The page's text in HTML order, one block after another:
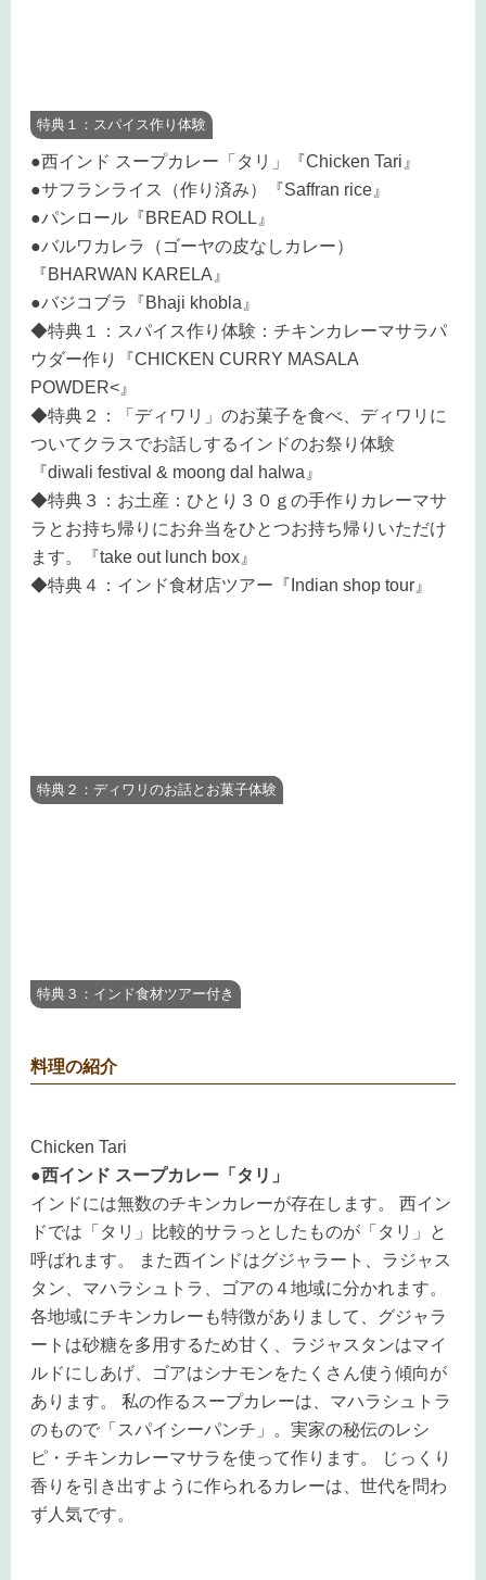
特典１：スパイス作り体験
●西インド スープカレー「タリ」『Chicken Tari』
●サフランライス（作り済み）『Saffran rice』
●パンロール『BREAD ROLL』
●バルワカレラ（ゴーヤの皮なしカレー）
『BHARWAN KARELA』
●バジコブラ『Bhaji khobla』
◆特典１：スパイス作り体験：チキンカレーマサラパ
ウダー作り『CHICKEN CURRY MASALA
POWDER<』
◆特典２：「ディワリ」のお菓子を食べ、ディワリに
ついてクラスでお話しするインドのお祭り体験
『diwali festival & moong dal halwa』
◆特典３：お土産：ひとり３０ｇの手作りカレーマサ
ラとお持ち帰りにお弁当をひとつお持ち帰りいただけ
ます。『take out lunch box』
◆特典４：インド食材店ツアー『Indian shop tour』
特典２：ディワリのお話とお菓子体験
特典３：インド食材ツアー付き
料理の紹介
Chicken Tari
●西インド スープカレー「タリ」
インドには無数のチキンカレーが存在します。 西イン
ドでは「タリ」比較的サラっとしたものが「タリ」と
呼ばれます。 また西インドはグジャラート、ラジャス
タン、マハラシュトラ、ゴアの４地域に分かれます。
各地域にチキンカレーも特徴がありまして、グジャラ
ートは砂糖を多用するため甘く、ラジャスタンはマイ
ルドにしあげ、ゴアはシナモンをたくさん使う傾向が
あります。 私の作るスープカレーは、マハラシュトラ
のもので「スパイシーパンチ」。実家の秘伝のレシ
ピ・チキンカレーマサラを使って作ります。 じっくり
香りを引き出すように作られるカレーは、世代を問わ
ず人気です。